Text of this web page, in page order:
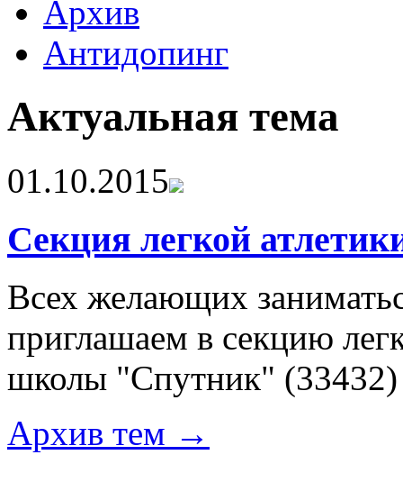
Архив
Антидопинг
Актуальная тема
01.10.2015
Секция легкой
Всех желающих
приглашаем в секцию
школы "Спутник" (33432)
Архив тем →